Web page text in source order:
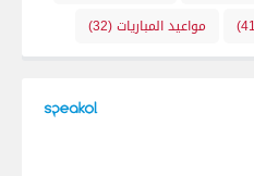
مواعيد المباريات(32)